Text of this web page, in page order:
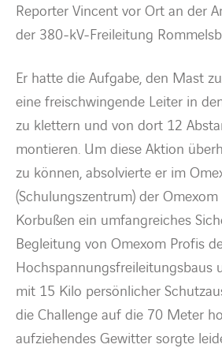
Reporter Vincent vor Ort an der
der 380-kV-Freileitung
Er hatte die Aufgabe, den Mast
eine freischwingende Leiter in
zu klettern und von dort 12
montieren. Um diese Aktion
zu können, absolvierte er im
(Schulungszentrum) der
Korbußen ein umfangreiches
Begleitung von Omexom Profis
Hochspannungsfreileitungsbaus
mit 15 Kilo persönlicher
die Challenge auf die 70 Meter
aufziehendes Gewitter sorgte